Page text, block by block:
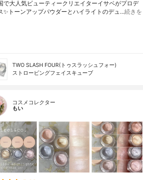
で大人気ビューティークリエイターイサベがプロデ
✨トーンアップパウダーとハイライトのデュ…続きを
TWO SLASH FOUR(トゥスラッシュフォー)
ストロービングフェイスキューブ
コスメコレクター
もい